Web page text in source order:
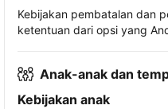
Kebijakan pembatalan dan
ketentuan dari opsi yang
Anak-anak dan
Kebijakan anak